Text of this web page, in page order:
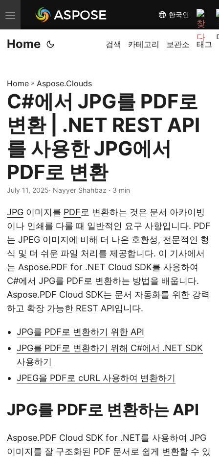
내
비
게
전
환
한국인
Home 검색 카테고리 보관소 태그
Home » Aspose.Clouds
C#에서 JPG를 PDF로
변환 | .NET REST API
를 사용한 JPG에서
PDF로 변환
July 11, 2025· Nayyer Shahbaz · 3 min
JPG 이미지를 PDF로 변환하는 것은 문서 아카이빙
이나 인쇄를 다룰 때 일반적인 요구 사항입니다. PDF
는 JPEG 이미지에 비해 더 나은 호환성, 전문적인 형
식 및 더 쉬운 파일 처리를 제공합니다. 이 기사에서
는 Aspose.PDF for .NET Cloud SDK를 사용하여
C#에서 JPG를 PDF로 변환하는 방법을 배웁니다.
Aspose.PDF Cloud SDK는 문서 자동화를 위한 강력
하고 확장 가능한 REST API입니다.
JPG를 PDF로 변환하기 위한 API
JPG를 PDF로 변환하기 위해 C#에서 .NET SDK
사용하기
JPEG을 PDF로 cURL 사용하여 변환하기
JPG를 PDF로 변환하는 API
Aspose.PDF Cloud SDK for .NET를 사용하여 JPG
이미지를 잘 구조화된 PDF 문서로 쉽게 변환할 수 있